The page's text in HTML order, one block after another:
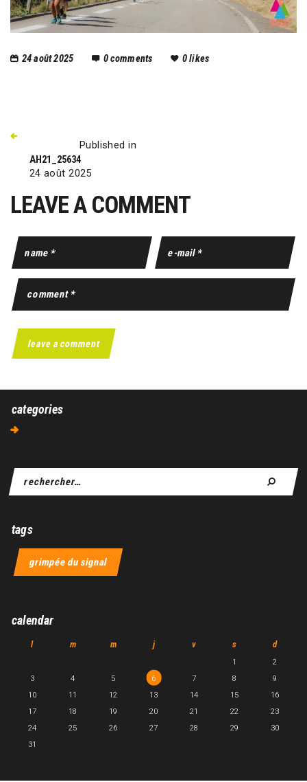
24 août 2025 0comments 0likes
Published in
AH21_25634
24 août 2025
LEAVE A COMMENT
categories
tags
grimpée du signal
calendar
l m m j v s d
1
2
3
4 5 6 7 8
9
10
11 12 13 14 15
16
17
18 19 20 21 22
23
24
25 26 27 28 29
30
31